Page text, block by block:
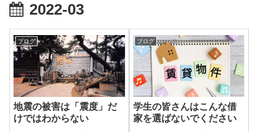
2022-03
ブログ
地震の被害は「震度」だ
けではわからない
ブログ
学生の皆さんはこんな借
家を選ばないでください